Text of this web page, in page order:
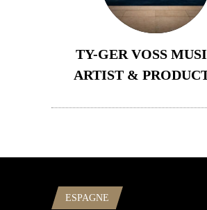
TY-GER VOSS
ARTIST &
ESPAGNE